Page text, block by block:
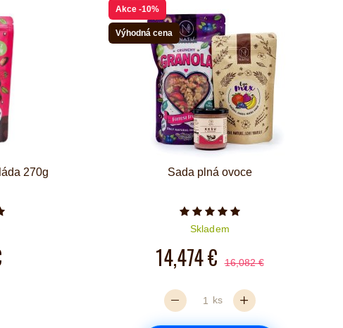
270g
hvězdiček je 5 z 5
Akce -10%
Výhodná cena
Sada plná ovoce
Počet hvězdiček je 5 z 5
Skladem
14,474 € 16,082 €
ks